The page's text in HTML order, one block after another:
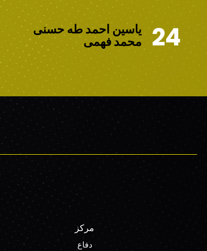
24 ياسين احمد طه حسنى
محمد فهمى
مركز
دفاع